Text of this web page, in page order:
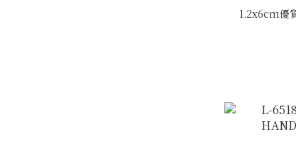
1.2x6cm優